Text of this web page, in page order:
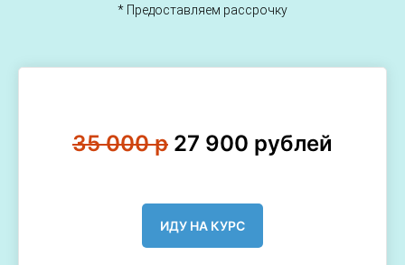
* Предоставляем рассрочку
35 000 р 27 900 рублей
ИДУ НА КУРС